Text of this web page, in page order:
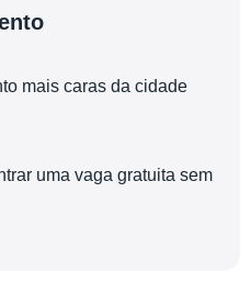
mais caras da cidade
uma vaga gratuita sem